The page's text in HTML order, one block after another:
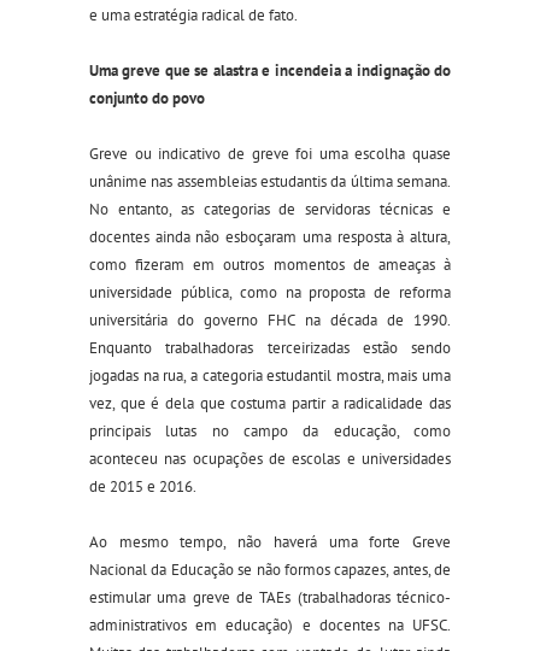
e uma estratégia radical de fato.
Uma greve que se alastrae incendeia a indignação do
conjunto do povo
Greve ou indicativo de greve foi uma escolha quase
unânime nas assembleias estudantis da última semana.
No entanto, as categorias de servidoras técnicas e
docentes ainda não esboçaram uma resposta à altura,
como fizeram em outros momentos de ameaças à
universidade pública, como na proposta de reforma
universitária do governo FHC na década de 1990.
Enquanto trabalhadoras terceirizadas estão sendo
jogadas na rua, a categoria estudantil mostra, mais uma
vez, que é dela que costuma partir a radicalidade das
principais lutas no campo da educação, como
aconteceu nas ocupações de escolas e universidades
de 2015 e 2016.
Ao mesmo tempo, não haverá uma forte Greve
Nacional da Educação se não formos capazes, antes, de
estimular uma greve de TAEs (trabalhadoras técnico-
administrativos em educação) e docentes na UFSC.